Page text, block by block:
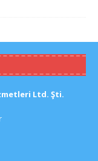
Ltd. Şti.